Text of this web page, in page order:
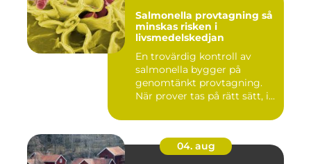
Salmonella provtagning så
minskas risken i
livsmedelskedjan
En trovärdig kontroll av
salmonella bygger på
genomtänkt provtagning.
När prover tas på rätt sätt, i...
04. aug